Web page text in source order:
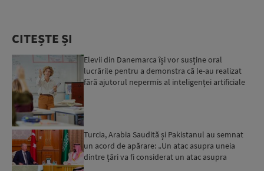
CITEȘTE ȘI
Elevii din Danemarca își vor susține oral
lucrările pentru a demonstra că le-au realizat
fără ajutorul nepermis al inteligenței artificiale
Turcia, Arabia Saudită și Pakistanul au semnat
un acord de apărare: „Un atac asupra uneia
dintre țări va fi considerat un atac asupra